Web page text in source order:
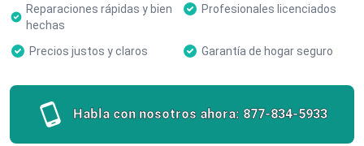
Reparaciones rápidas y bien
hechas
Profesionales licenciados
Precios justos y claros Garantía de hogar seguro
Habla con nosotros ahora: 877-834-5933